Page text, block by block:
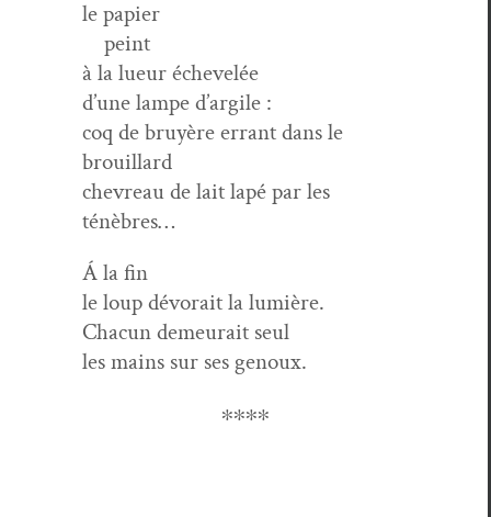
le papier
peint
à la lueur échevelée
d’une lampe d’argile :
coq de bruyère errant dans le
brouillard
chevreau de lait lapé par les
ténèbres…
Á la fin
le loup dévo­rait la lumière.
Cha­cun demeu­rait seul
les mains sur ses genoux.
∗∗∗∗